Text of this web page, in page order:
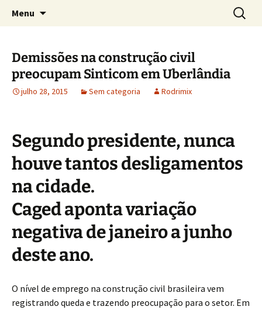
Rodrimix
Concretos e Pisos Industriais LTDA
Menu
por:
Demissões na construção civil
preocupam Sinticom em Uberlândia
julho 28, 2015 Sem categoria Rodrimix
Segundo presidente, nunca
houve tantos desligamentos
na cidade.
Caged aponta variação
negativa de janeiro a junho
deste ano.
O nível de emprego na construção civil brasileira vem
registrando queda e trazendo preocupação para o setor. Em